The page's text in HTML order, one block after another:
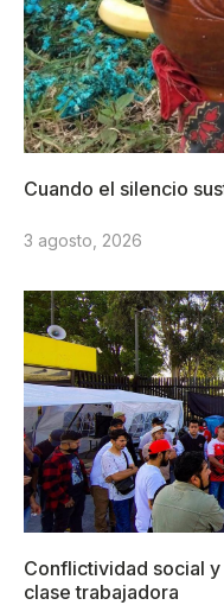
Cuando el silencio
3 agosto, 2026
Conflictividad social
clase trabajadora